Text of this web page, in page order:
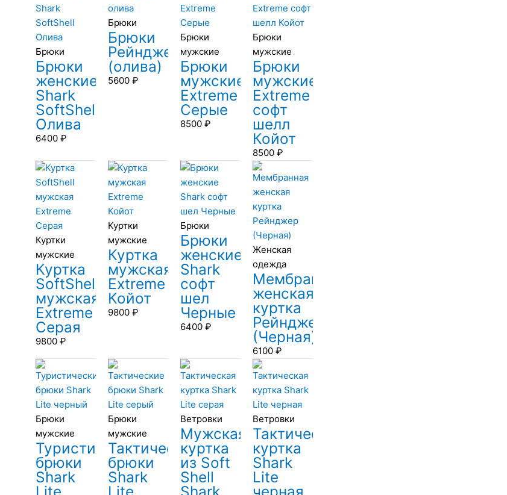
Брюки
Брюки
женские
Shark
SoftShell
Олива
6400 ₽
Брюки
Брюки
Рейнджер
(олива)
5600 ₽
Брюки
мужские
Брюки
мужские
Extreme
Серые
8500 ₽
Брюки
мужские
Брюки
мужские
Extreme
софт
шелл
Койот
8500 ₽
Куртки
мужские
Куртка
SoftShell
мужская
Extreme
Серая
9800 ₽
Куртки
мужские
Куртка
мужская
Extreme
Койот
9800 ₽
Брюки
Брюки
женские
Shark
софт
шел
Черные
6400 ₽
Женская
одежда
Мембранная
женская
куртка
Рейнджер
(Черная)
6100 ₽
Брюки
мужские
Туристические
брюки
Shark
Lite
Брюки
мужские
Тактические
брюки
Shark
Lite
Ветровки
Мужская
куртка
из Soft
Shell
Shark
Ветровки
Тактическая
куртка
Shark
Lite
черная